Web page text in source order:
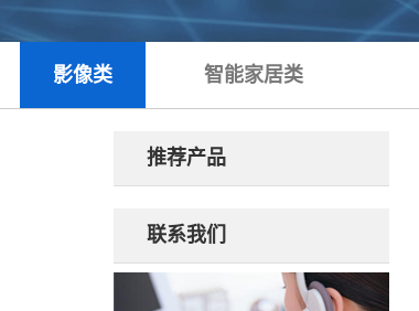
影像类 智能家居类
推荐产品
联系我们